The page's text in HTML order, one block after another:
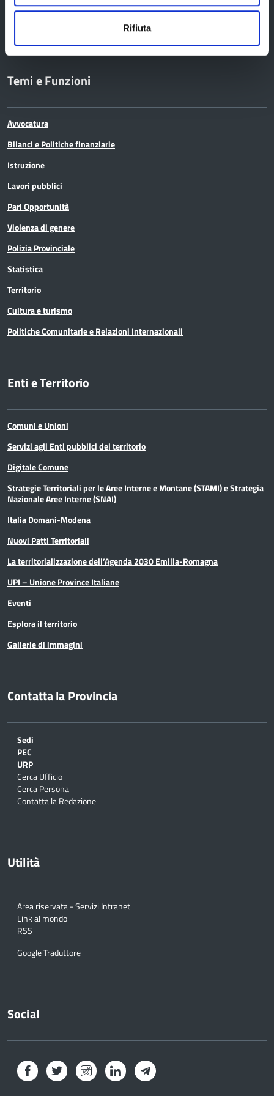
Rifiuta
Comunicazione
Temi e Funzioni
Avvocatura
Bilanci e Politiche finanziarie
Istruzione
Lavori pubblici
Pari Opportunità
Violenza di genere
Polizia Provinciale
Statistica
Territorio
Cultura e turismo
Politiche Comunitarie e Relazioni Internazionali
Enti e Territorio
Comuni e Unioni
Servizi agli Enti pubblici del territorio
Digitale Comune
Strategie Territoriali per le Aree Interne e Montane (STAMI) e Strategia
Nazionale Aree Interne (SNAI)
Italia Domani-Modena
Nuovi Patti Territoriali
La territorializzazione dell’Agenda 2030 Emilia-Romagna
UPI – Unione Province Italiane
Eventi
Esplora il territorio
Gallerie di immagini
Contatta la Provincia
Sedi
PEC
URP
Cerca Ufficio
Cerca Persona
Contatta la Redazione
Utilità
Area riservata - Servizi Intranet
Link al mondo
RSS
Google Traduttore
Social
Facebook Twitter InstagramLinkedInTelegram